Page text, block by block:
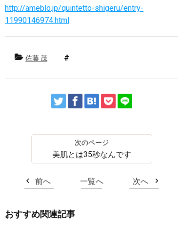
http://ameblo.jp/quintetto-shigeru/entry-
11990146974.html
佐藤 茂
美肌とは35秒なんです
前へ 一覧へ 次へ
おすすめ関連記事